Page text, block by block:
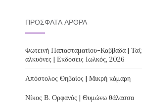
ΠΡΌΣΦΑΤΑ ΆΡΘΡΑ
Φωτεινή Παπασταματίου-Καββαδά |
αλκυόνες | Εκδόσεις Ιωλκός, 2026
Απόστολος Θηβαίος | Μικρή κάμαρη
Νίκος Β. Ορφανός | Θυμώνω θάλασσα